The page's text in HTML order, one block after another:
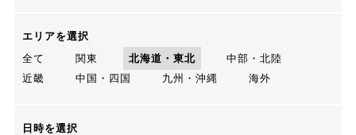
エリアを選択
全て
関東 北海道・東北
中部・北陸
近畿
中国・四国 九州・沖縄 海外
日時を選択